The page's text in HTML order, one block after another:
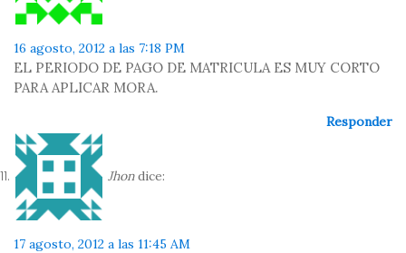
16 agosto, 2012 a las 7:18 PM
EL PERIODO DE PAGO DE MATRICULA ES MUY CORTO
PARA APLICAR MORA.
Responder
Jhon dice:
17 agosto, 2012 a las 11:45 AM